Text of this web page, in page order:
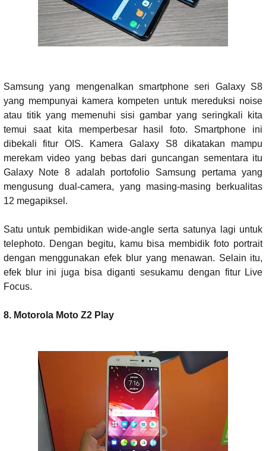
Samsung yang mengenalkan smartphone seri Galaxy S8
yang mempunyai kamera kompeten untuk mereduksi noise
atau titik yang memenuhi sisi gambar yang seringkali kita
temui saat kita memperbesar hasil foto. Smartphone ini
dibekali fitur OIS. Kamera Galaxy S8 dikatakan mampu
merekam video yang bebas dari guncangan sementara itu
Galaxy Note 8 adalah portofolio Samsung pertama yang
mengusung dual-camera, yang masing-masing berkualitas
12 megapiksel.
Satu untuk pembidikan wide-angle serta satunya lagi untuk
telephoto. Dengan begitu, kamu bisa membidik foto portrait
dengan menggunakan efek blur yang menawan. Selain itu,
efek blur ini juga bisa diganti sesukamu dengan fitur Live
Focus.
8. Motorola Moto Z2 Play